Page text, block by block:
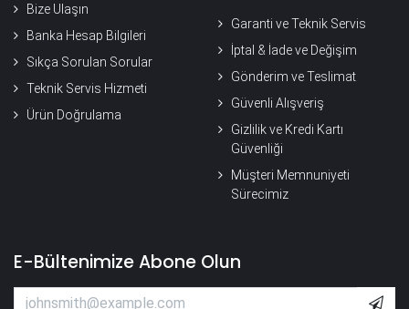
Bize Ulaşın
Banka Hesap Bilgileri
Sıkça Sorulan Sorular
Teknik Servis Hizmeti
Ürün Doğrulama
Garanti ve Teknik Servis
İptal & İade ve Değişim
Gönderim ve Teslimat
Güvenli Alışveriş
Gizlilik ve Kredi Kartı
Güvenliği
Müşteri Memnuniyeti
Sürecimiz
E-Bültenimize Abone Olun